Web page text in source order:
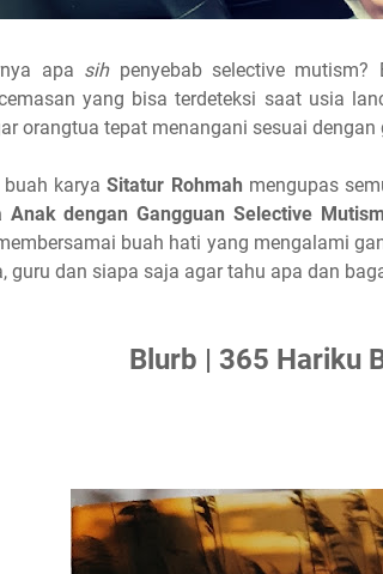
apa sih penyebab selective
yang bisa terdeteksi saat usia
orangtua tepat menangani sesuai
buah karyaSitatur Rohmah mengupas
Anak dengan Gangguan Selective
buah hati yang mengalami
guru dan siapa saja agar tahu apa dan
Blurb | 365 Hariku